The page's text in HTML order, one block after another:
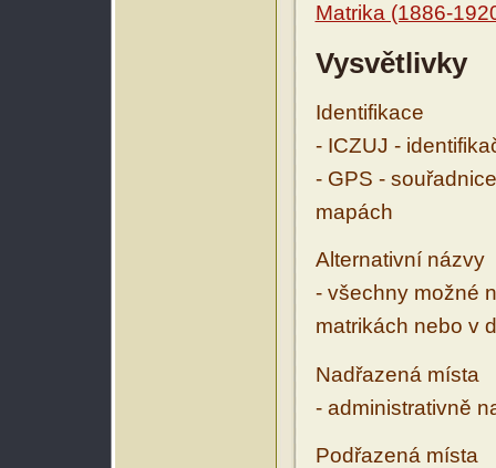
Matrika (1886-
Vysvětlivky
Identifikace
- ICZUJ -
- GPS -
mapách
Alternativní názvy
- všechny možné
matrikách nebo v
Nadřazená místa
- administrativně
Podřazená místa